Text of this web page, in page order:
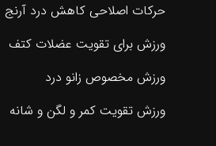
حرکات اصلاحی کاهش درد آرنج
ورزش برای تقویت عضلات کتف
ورزش مخصوص زانو درد
ورزش تقویت کمر و لگن و شانه